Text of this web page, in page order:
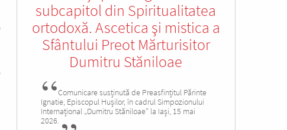
subcapitol din Spiritualitatea
ortodoxă. Ascetica şi mistica a
Sfântului Preot Mărturisitor
Dumitru Stăniloae
Comunicare susținută de Preasfințitul Părinte
Ignatie, Episcopul Hușilor, în cadrul Simpozionului
Internațional „Dumitru Stăniloae” la Iași, 15 mai
2026.